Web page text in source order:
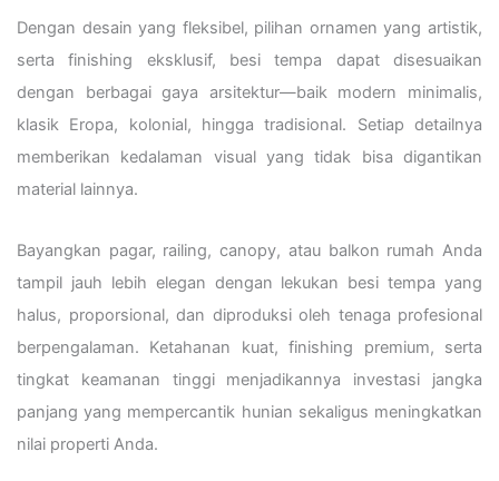
Dengan desain yang fleksibel, pilihan ornamen yang artistik,
serta finishing eksklusif, besi tempa dapat disesuaikan
dengan berbagai gaya arsitektur—baik modern minimalis,
klasik Eropa, kolonial, hingga tradisional. Setiap detailnya
memberikan kedalaman visual yang tidak bisa digantikan
material lainnya.
Bayangkan pagar, railing, canopy, atau balkon rumah Anda
tampil jauh lebih elegan dengan lekukan besi tempa yang
halus, proporsional, dan diproduksi oleh tenaga profesional
berpengalaman. Ketahanan kuat, finishing premium, serta
tingkat keamanan tinggi menjadikannya investasi jangka
panjang yang mempercantik hunian sekaligus meningkatkan
nilai properti Anda.